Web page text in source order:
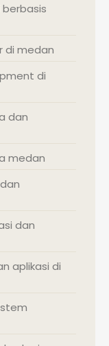
di medan
di
dan
medan
dan
aplikasi di